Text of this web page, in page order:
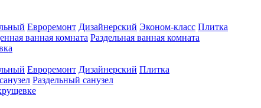
Евроремонт Дизайнерский Эконом-класс Плитка
ванная комната Раздельная ванная комната
Евроремонт Дизайнерский Плитка
Раздельный санузел